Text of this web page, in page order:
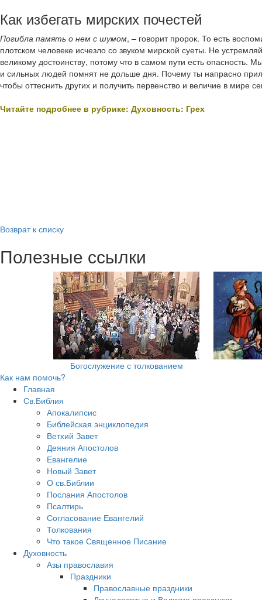
Как избегать мирских почестей
Погибла память о нем с шумом, – говорит пророк. То есть
плотском человеке исчезло со звуком мирской суеты. Не
великому достоинству, потому что в самом пути есть опасность.
и сильных людей помнят не дольше дня. Почему ты напрасно
чтобы оттеснить других и получить первенство и величие в мире
Читайте подробнее в рубрике: Духовность: Грех
Возврат к списку
Полезные ссылки
Богослужение с толкованием
Как нам помочь?
Главная
Св.Библия
Апокалипсис
Библейская энциклопедия
Ветхий Завет
Деяния Апостолов
Евангелие
Новый Завет
О св.Библии
Послания Апостолов
Псалтирь
Согласование Евангелий
Толкования
Что такое Священное Писание
Духовность
Азы православия
Праздники
Православные праздники